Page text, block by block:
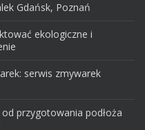
Gdańsk, Poznań
ekologiczne i
serwis zmywarek
przygotowania podłoża